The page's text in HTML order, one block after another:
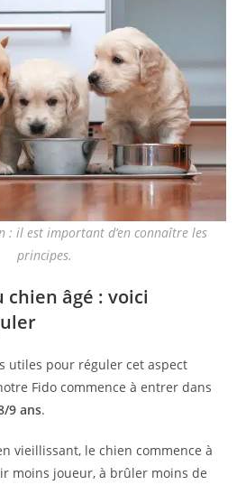
: il est important d’en connaître les
principes.
âgé : voici
utiles pour réguler cet aspect
Fido commence à entrer dans
9 ans.
vieillissant, le chien commence à
moins joueur, à brûler moins de